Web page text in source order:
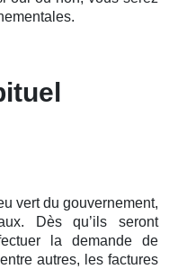
vert du gouvernement,
Dès qu’ils seront
la demande de
autres, les factures